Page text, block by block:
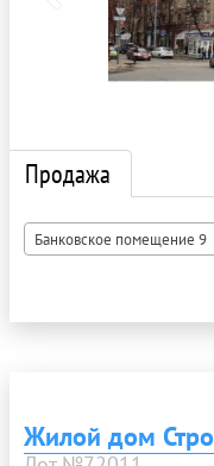
Продажа
Банковское помещение 9
Жилой дом